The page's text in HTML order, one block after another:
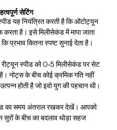
सेटिंग
यह नियंत्रित करती है कि ऑटोट्यून
करता है। इसे मिलीसेकंड में मापा जाता
प्रभाव कितना स्पष्ट सुनाई देता है।
रीट्यून स्पीड को 0-5 मिलीसेकंड पर सेट
नोट्स के बीच कोई क्रमिक गति नहीं
होती है जो इवो युग की पहचान थी।
का समय अंतराल रखकर देखें। आपको
के बीच का बदलाव थोड़ा सहज